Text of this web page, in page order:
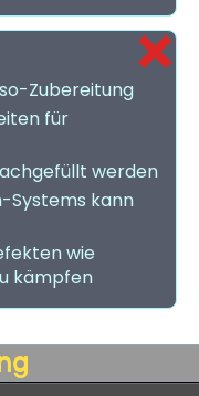
Zubereitung
für
werden
Systems kann
wie
kämpfen